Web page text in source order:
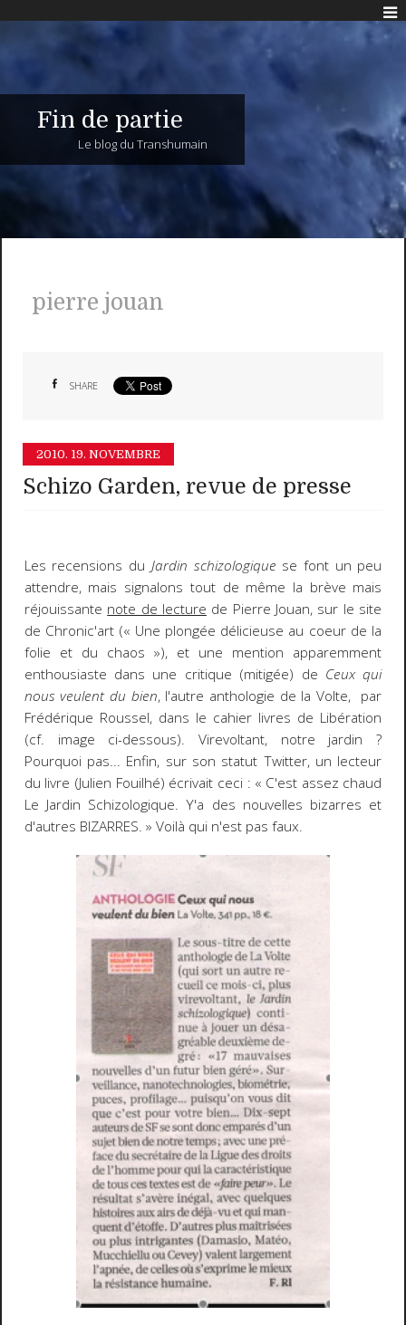
Fin de partie
Le blog du Transhumain
pierre jouan
SHARE
2010. 19. NOVEMBRE
Schizo Garden, revue de presse
Les recensions du Jardin schizologique se font un peu
attendre, mais signalons tout de même la brève mais
réjouissante note de lecture de Pierre Jouan, sur le site
de Chronic'art (« Une plongée délicieuse au coeur de la
folie et du chaos »), et une mention apparemment
enthousiaste dans une critique (mitigée) de Ceux qui
nous veulent du bien, l'autre anthologie de la Volte, par
Frédérique Roussel, dans le cahier livres de Libération
(cf. image ci-dessous). Virevoltant, notre jardin ?
Pourquoi pas... Enfin, sur son statut Twitter, un lecteur
du livre (Julien Fouilhé) écrivait ceci : « C'est assez chaud
Le Jardin Schizologique. Y'a des nouvelles bizarres et
d'autres BIZARRES. » Voilà qui n'est pas faux.